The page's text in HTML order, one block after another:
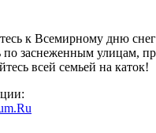
к Всемирному дню
по заснеженным улицам,
всей семьей на каток!